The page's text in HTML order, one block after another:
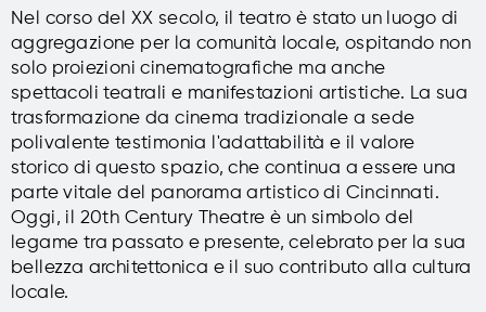
Nel corso del XX secolo, il teatro è stato un luogo di
aggregazione per la comunità locale, ospitando non
solo proiezioni cinematografiche ma anche
spettacoli teatrali e manifestazioni artistiche. La sua
trasformazione da cinema tradizionale a sede
polivalente testimonia l'adattabilità e il valore
storico di questo spazio, che continua a essere una
parte vitale del panorama artistico di Cincinnati.
Oggi, il 20th Century Theatre è un simbolo del
legame tra passato e presente, celebrato per la sua
bellezza architettonica e il suo contributo alla cultura
locale.